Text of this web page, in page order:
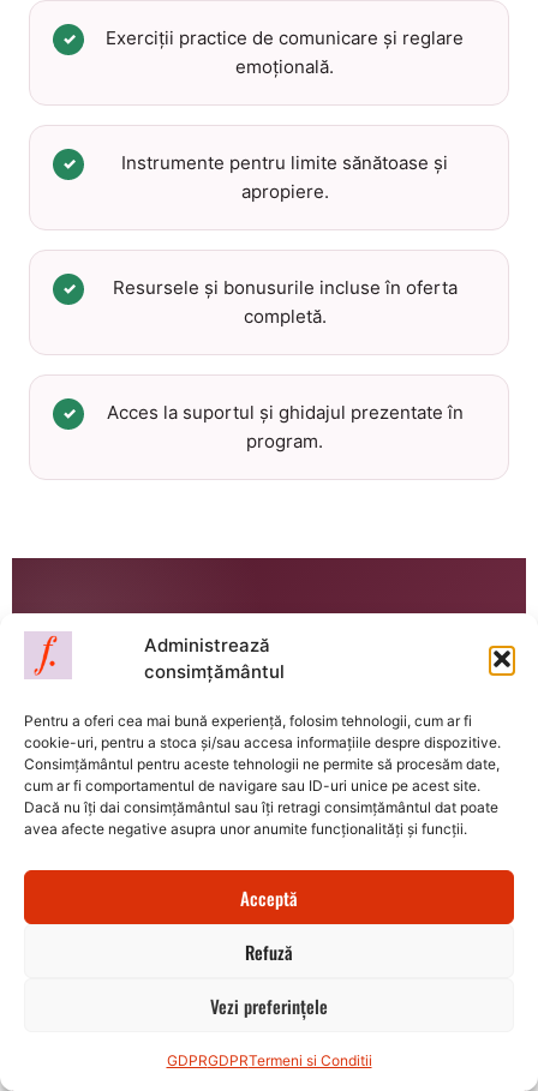
Administrează
consimțământul
Pentru a oferi cea mai bună experiență, folosim tehnologii, cum ar fi
cookie-uri, pentru a stoca și/sau accesa informațiile despre dispozitive.
Consimțământul pentru aceste tehnologii ne permite să procesăm date,
cum ar fi comportamentul de navigare sau ID-uri unice pe acest site.
Dacă nu îți dai consimțământul sau îți retragi consimțământul dat poate
avea afecte negative asupra unor anumite funcționalități și funcții.
Acceptă
Refuză
Vezi preferințele
GDPRGDPRTermeni si Conditii
✓
Exerciții practice de comunicare și reglare
emoțională.
✓
Instrumente pentru limite sănătoase și
apropiere.
✓
Resursele și bonusurile incluse în oferta
completă.
✓
Acces la suportul și ghidajul prezentate în
program.
Poate nu poți schimba
totul astăzi.
Dar poți face primul
pas.
Rezervă-ți locul, urmărește înregistrarea
iubesc, dar mi-e greu”.
Îmi rezerv locul cu 49 lei →